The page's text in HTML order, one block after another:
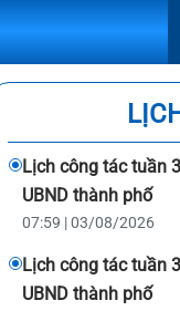
Lịch công tác tuần
UBND thành phố
07:59 | 03/08/2026
Lịch công tác tuần
UBND thành phố